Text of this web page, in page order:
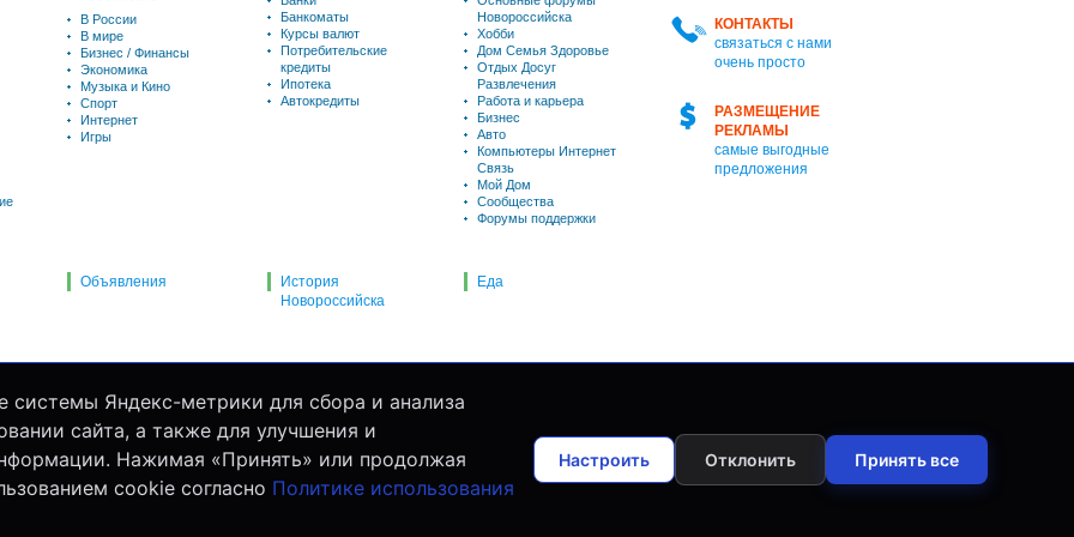
КОНТАКТЫ
связаться с нами
очень просто
РАЗМЕЩЕНИЕ
РЕКЛАМЫ
самые выгодные
предложения
В России
В мире
Бизнес / Финансы
Экономика
Музыка и Кино
Спорт
Интернет
Игры
Банкоматы
Курсы валют
Потребительские
кредиты
Ипотека
Автокредиты
Новороссийска
Хобби
Дом Семья Здоровье
Отдых Досуг
Развлечения
Работа и карьера
Бизнес
Авто
Компьютеры Интернет
Связь
Мой Дом
Сообщества
Форумы поддержки
Объявления
История
Новороссийска
Еда
Яндекс-метрики для сбора и анализа
сайта, а также для улучшения и
Нажимая «Принять» или продолжая
cookie согласно Политике использования
Настроить Отклонить Принять все